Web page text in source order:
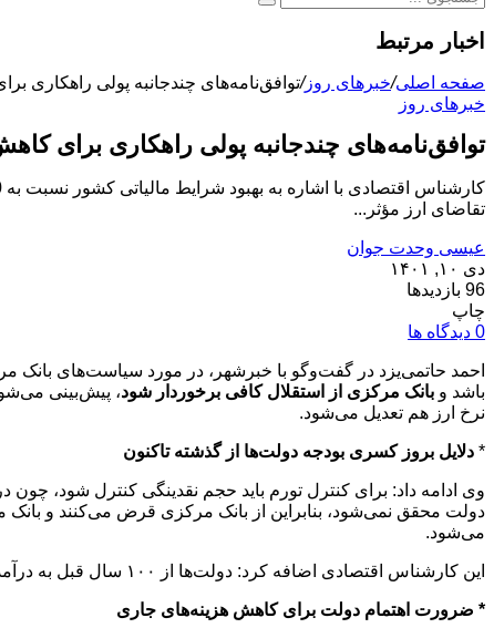
اخبار مرتبط
صفحه اصلی/خبرهای روز/توافق‌نامه‌های چندجانبه پولی راهکاری
خبرهای روز
توافق‌نامه‌های چندجانبه پولی راهکاری برای
تقاضای ارز مؤثر...
عیسی وحدت جوان
دی ۱۰, ۱۴۰۱
96 بازدیدها
چاپ
0 دیدگاه ها
احمد حاتمی‌یزد در گفت‌وگو با خبرشهر، در مورد سیاست‌های
باشد و بانک مرکزی از استقلال کافی برخوردار شود، پیش‌بینی
نرخ ارز هم تعدیل می‌شود.
* دلایل بروز کسری بودجه دولت‌ها از گذشته تاکنون
دولت محقق نمی‌شود، بنابراین از بانک مرکزی قرض می‌کنند و
می‌شود.
این کارشناس اقتصادی اضافه کرد: دولت‌ها از ۱۰۰ سال قبل به درآمد نفتی وابسته شدند و برای افزایش درآمد دولت باید صادرات نفت بیشتر شود، در نتیجه باید روابط بین‌الملل ما با کشورها حل شود.
* ضرورت اهتمام دولت برای کاهش هزینه‌های جاری‌ ‌